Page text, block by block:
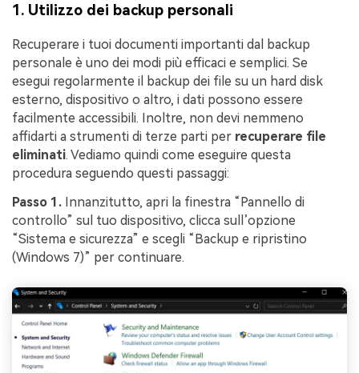
1. Utilizzo dei backup personali
Recuperare i tuoi documenti importanti dal backup
personale è uno dei modi più efficaci e semplici. Se
esegui regolarmente il backup dei file su un hard disk
esterno, dispositivo o altro, i dati possono essere
facilmente accessibili. Inoltre, non devi nemmeno
affidarti a strumenti di terze parti per recuperare file
eliminati. Vediamo quindi come eseguire questa
procedura seguendo questi passaggi:
Passo 1. Innanzitutto, apri la finestra “Pannello di
controllo” sul tuo dispositivo, clicca sull’opzione
“Sistema e sicurezza” e scegli “Backup e ripristino
(Windows 7)” per continuare.